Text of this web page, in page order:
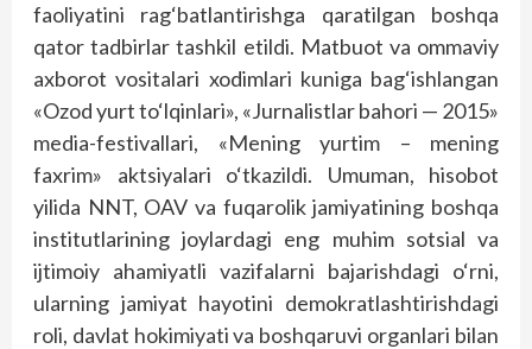
faoliyatini rag‘batlantirishga qaratilgan boshqa
qator tadbirlar tashkil etildi. Matbuot va ommaviy
axborot vositalari xodimlari kuniga bag‘ishlangan
«Ozod yurt to‘lqinlari», «Jurnalistlar bahori — 2015»
media-festivallari, «Mening yurtim – mening
faxrim» aktsiyalari o‘tkazildi. Umuman, hisobot
yilida NNT, OAV va fuqarolik jamiyatining boshqa
institutlarining joylardagi eng muhim sotsial va
ijtimoiy ahamiyatli vazifalarni bajarishdagi o‘rni,
ularning jamiyat hayotini demokratlashtirishdagi
roli, davlat hokimiyati va boshqaruvi organlari bilan